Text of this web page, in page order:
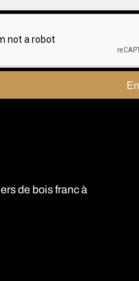
de bois franc à